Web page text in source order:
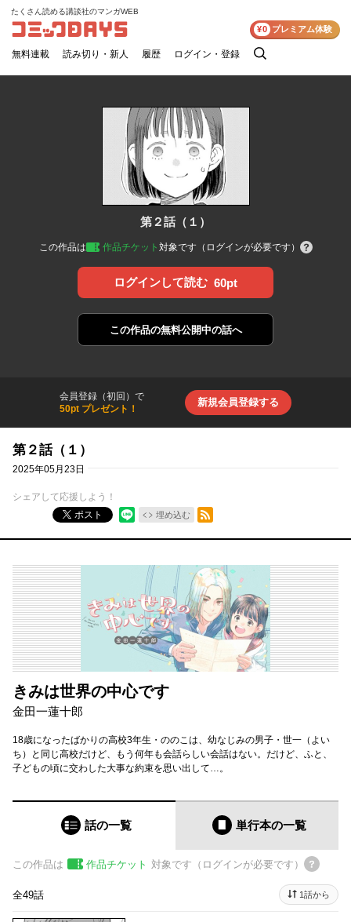
コミックDAYS
たくさん読める講談社のマンガWEB
無料連載 読み切り・新人 履歴 ログイン・登録
検
¥0 プレミアム体験
第２話（１）
この作品は 作品チケット 対象です（ログインが必要です）
ログインして読む 60pt
この作品の無料公開中の話へ
会員登録（初回）で
50pt プレゼント！
新規会員登録する
第２話（１）
2025年05月23日
シェアして応援しよう！
ポスト
埋め込む
RSSフィード
きみは世界の中心です
金田一蓮十郎
18歳になったばかりの高校3年生・ののこは、幼なじみの男子・世一（よい
ち）と同じ高校だけど、もう何年も会話らしい会話はない。だけど、ふと、
子どもの頃に交わした大事な約束を思い出して…。
話の一覧 単行本の一覧
この作品は 作品チケット 対象です（ログインが必要です）
全49話 1話から